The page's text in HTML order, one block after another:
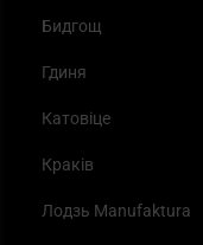
Бидгощ
Гдиня
Катовіце
Краків
Лодзь Manufaktura